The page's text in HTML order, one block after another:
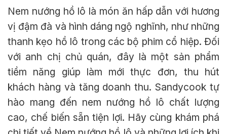
Nem nướng hồ lô là món ăn hấp dẫn với hương
vị đậm đà và hình dáng ngộ nghĩnh, như những
thanh kẹo hồ lô trong các bộ phim cổ hiệp. Đối
với anh chị chủ quán, đây là một sản phẩm
tiềm năng giúp làm mới thực đơn, thu hút
khách hàng và tăng doanh thu. Sandycook tự
hào mang đến nem nướng hồ lô chất lượng
cao, chế biến sẵn tiện lợi. Hãy cùng khám phá